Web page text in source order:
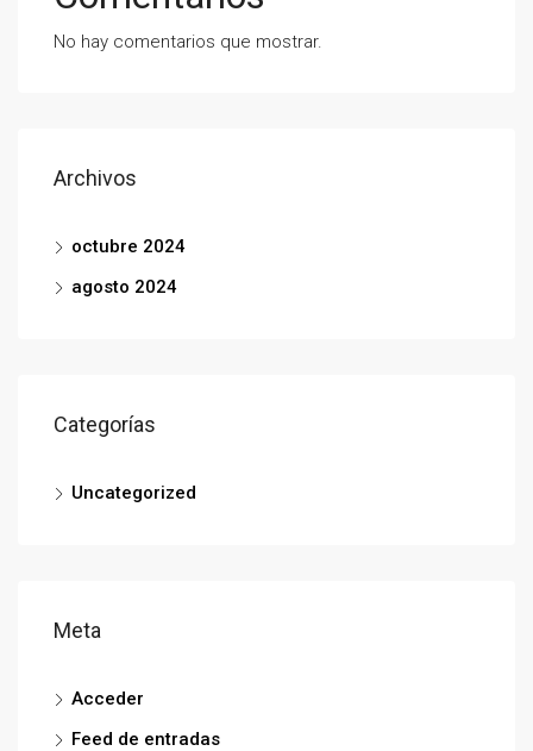
No hay comentarios que mostrar.
Archivos
octubre 2024
agosto 2024
Categorías
Uncategorized
Meta
Acceder
Feed de entradas